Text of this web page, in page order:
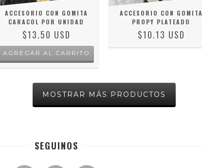
ACCESORIO CON GOMITA
CARACOL POR UNIDAD
$13.50 USD
ACCESORIO CON GOMITA
PROPY PLATEADO
$10.13 USD
MOSTRAR MÁS PRODUCTOS
SEGUINOS